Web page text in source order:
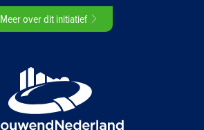
Meer over dit initiatief